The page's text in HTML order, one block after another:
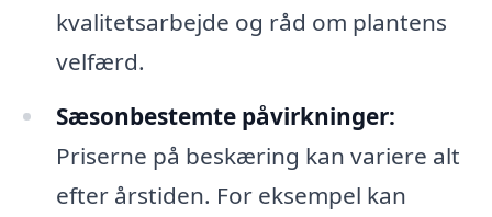
kvalitetsarbejde og råd om plantens
velfærd.
Sæsonbestemte påvirkninger:
Priserne på beskæring kan variere alt
efter årstiden. For eksempel kan